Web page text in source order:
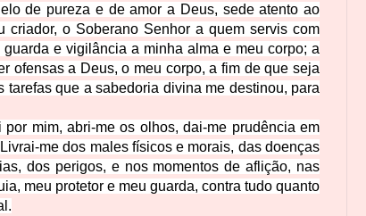
de pureza e de amor a Deus, sede atento ao
criador, o Soberano Senhor a quem servis com
e vigilância a minha alma e meu corpo; a
r ofensas a Deus, o meu corpo, a fim de que seja
tarefas que a sabedoria divina me destinou, para
mim, abri-me os olhos, dai-me prudência em
me dos males físicos e morais, das doenças
dos perigos, e nos momentos de aflição, nas
meu protetor e meu guarda, contra tudo quanto